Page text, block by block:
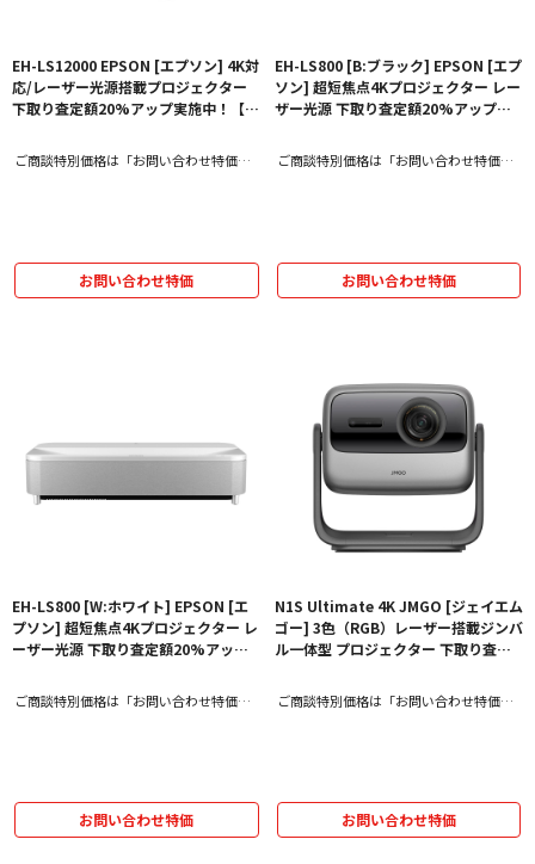
EH-LS12000 EPSON [エプソン] 4K対
応/レーザー光源搭載プロジェクター
下取り査定額20%アップ実施中！【価
ご商談特別価格は「お問い合わせ特価」
お問い合わせ特価
EH-LS800 [B:ブラック] EPSON [エプ
ソン] 超短焦点4Kプロジェクター レー
ザー光源 下取り査定額20%アップ実
ージ】
ご商談特別価格は「お問い合わせ特価」
お問い合わせ特価
EH-LS800 [W:ホワイト] EPSON [エ
プソン] 超短焦点4Kプロジェクター レ
ーザー光源 下取り査定額20%アップ
ページ】
ご商談特別価格は「お問い合わせ特価」
お問い合わせ特価
N1S Ultimate 4K JMGO [ジェイエム
ゴー] 3色（RGB）レーザー搭載ジンバ
ル一体型 プロジェクター 下取り査定
問い合わせ用ページ】
ご商談特別価格は「お問い合わせ特価」
お問い合わせ特価